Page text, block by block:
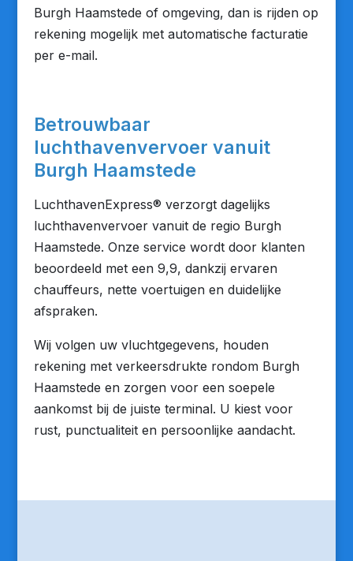
Burgh Haamstede of omgeving, dan is rijden op
rekening mogelijk met automatische facturatie
per e-mail.
Betrouwbaar
luchthavenvervoer vanuit
Burgh Haamstede
LuchthavenExpress® verzorgt dagelijks
luchthavenvervoer vanuit de regio Burgh
Haamstede. Onze service wordt door klanten
beoordeeld met een 9,9, dankzij ervaren
chauffeurs, nette voertuigen en duidelijke
afspraken.
Wij volgen uw vluchtgegevens, houden
rekening met verkeersdrukte rondom Burgh
Haamstede en zorgen voor een soepele
aankomst bij de juiste terminal. U kiest voor
rust, punctualiteit en persoonlijke aandacht.